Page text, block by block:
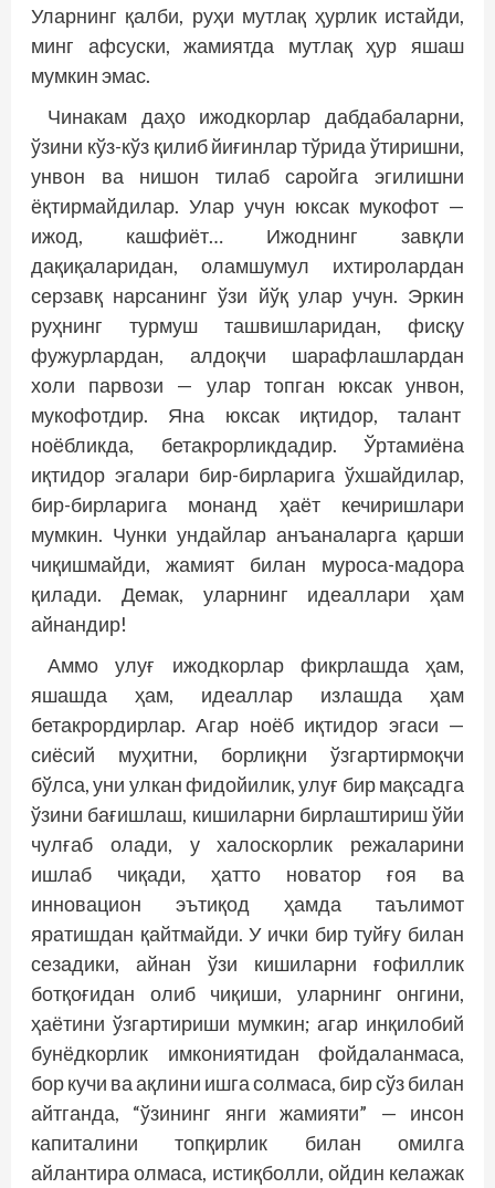
Уларнинг қалби, руҳи мутлақ ҳурлик истайди,
минг афсуски, жамиятда мутлақ ҳур яшаш
мумкин эмас.
Чинакам даҳо ижодкорлар дабдабаларни,
ўзини кўз-кўз қилиб йиғинлар тўрида ўтиришни,
унвон ва нишон тилаб саройга эгилишни
ёқтирмайдилар. Улар учун юксак мукофот —
ижод, кашфиёт… Ижоднинг завқли
дақиқаларидан, оламшумул ихтиролардан
серзавқ нарсанинг ўзи йўқ улар учун. Эркин
руҳнинг турмуш ташвишларидан, фисқу
фужурлардан, алдоқчи шарафлашлардан
холи парвози — улар топ­ган юксак унвон,
мукофотдир. Яна юксак иқтидор, талант
ноёбликда, бетак­рорликдадир. Ўртамиёна
иқтидор эгалари бир-бирларига ўхшайдилар,
бир-бирларига монанд ҳаёт кечиришлари
мумкин. Чунки ундайлар анъаналарга қарши
чиқишмайди, жамият билан муроса-мадора
қилади. Демак, уларнинг идеаллари ҳам
айнандир!
Аммо улуғ ижодкорлар фикрлашда ҳам,
яшашда ҳам, идеаллар излашда ҳам
бетакрордирлар. Агар ноёб иқтидор эгаси —
сиёсий муҳитни, борлиқни ўзгартирмоқчи
бўлса, уни улкан фидойилик, улуғ бир мақсадга
ўзини бағишлаш, кишиларни бирлаштириш ўйи
чулғаб олади, у халоскорлик режаларини
ишлаб чиқади, ҳатто новатор ғоя ва
инновацион эътиқод ҳамда таълимот
яратишдан қайтмайди. У ички бир туйғу билан
сезадики, айнан ўзи кишиларни ғофиллик
ботқоғидан олиб чиқиши, уларнинг онгини,
ҳаётини ўзгартириши мумкин; агар инқилобий
бунёдкорлик имкониятидан фойдаланмаса,
бор кучи ва ақлини ишга солмаса, бир сўз билан
айтганда, “ўзининг янги жамияти” — инсон
капиталини топқирлик билан омилга
айлантира олмаса, истиқболли, ойдин келажак